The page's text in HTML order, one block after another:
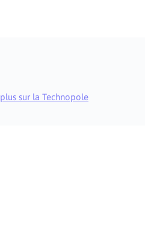
sur la Technopole